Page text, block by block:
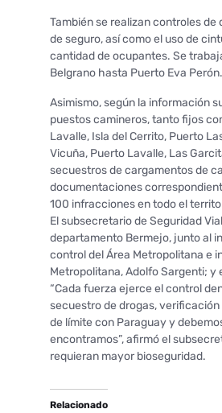
También se realizan controles
de seguro, así como el uso de
cantidad de ocupantes. Se
Belgrano hasta Puerto Eva Perón.
Asimismo, según la información
puestos camineros, tanto fijos
Lavalle, Isla del Cerrito, Puerto
Vicuña, Puerto Lavalle, Las
secuestros de cargamentos de
documentaciones
100 infracciones en todo el
El subsecretario de Seguridad
departamento Bermejo, junto al
control del Área Metropolitana e
Metropolitana, Adolfo Sargenti; y
“Cada fuerza ejerce el control
secuestro de drogas,
de límite con Paraguay y
encontramos”, afirmó el
requieran mayor bioseguridad.
Relacionado